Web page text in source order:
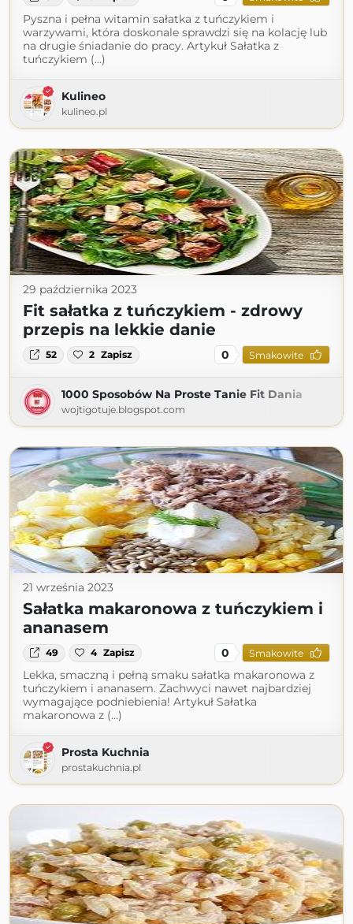
Pyszna i pełna witamin sałatka z tuńczykiem i
warzywami, która doskonale sprawdzi się na kolację lub
na drugie śniadanie do pracy. Artykuł Sałatka z
tuńczykiem (...)
Kulineo
kulineo.pl
29 października 2023
Fit sałatka z tuńczykiem - zdrowy
przepis na lekkie danie
52 2 Zapisz 0 Smakowite
1000 Sposobów Na Proste Tanie Fit Dania
wojtigotuje.blogspot.com
21 września 2023
Sałatka makaronowa z tuńczykiem i
ananasem
49 4 Zapisz 0 Smakowite
Lekka, smaczną i pełną smaku sałatka makaronowa z
tuńczykiem i ananasem. Zachwyci nawet najbardziej
wymagające podniebienia! Artykuł Sałatka
makaronowa z (...)
Prosta Kuchnia
prostakuchnia.pl